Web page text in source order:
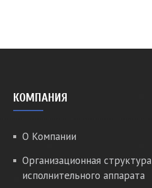
КОМПАНИЯ
О Компании
Организационная структура
исполнительного аппарата